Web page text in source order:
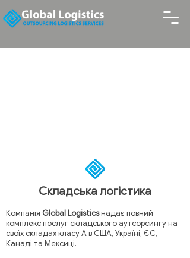
Складська логістика
Компанія Global Logisticsнадає повний
комплекс послуг складського аутсорсингу на
своїх складах класу А в США, Україні, ЄС,
Канаді та Мексиці.